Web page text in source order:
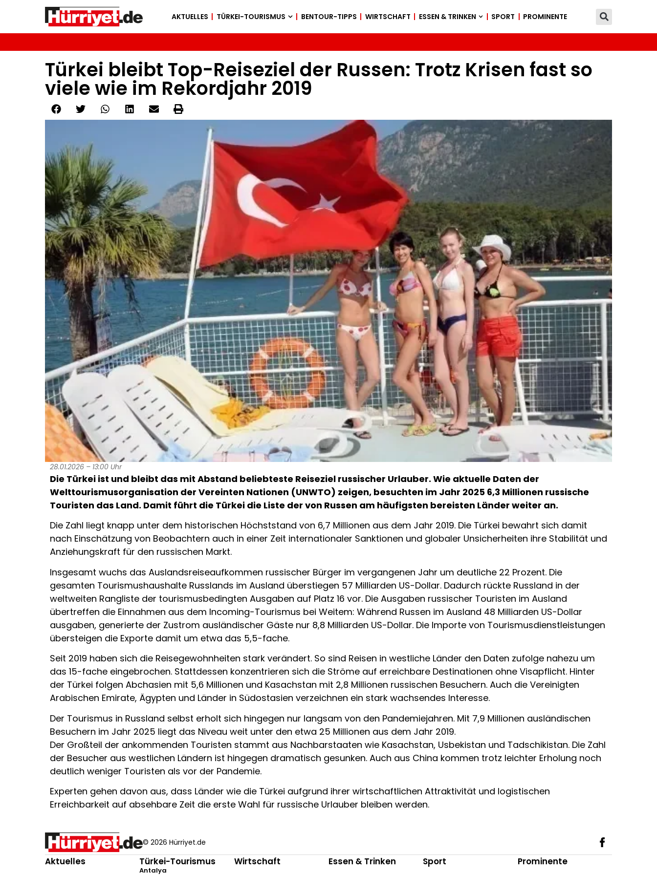
AKTUELLES TÜRKEI-TOURISMUS BENTOUR-TIPPS WIRTSCHAFT ESSEN & TRINKEN SPORT PROMINENTE
Türkei bleibt Top-Reiseziel der Russen: Trotz Krisen fast so
viele wie im Rekordjahr 2019
28.01.2026 – 13:00 Uhr
Die Türkei ist und bleibt das mit Abstand beliebteste Reiseziel russischer Urlauber. Wie aktuelle Daten der
Welttourismusorganisation der Vereinten Nationen (UNWTO) zeigen, besuchten im Jahr 2025 6,3 Millionen russische
Touristen das Land. Damit führt die Türkei die Liste der von Russen am häufigsten bereisten Länder weiter an.
Die Zahl liegt knapp unter dem historischen Höchststand von 6,7 Millionen aus dem Jahr 2019. Die Türkei bewahrt sich damit
nach Einschätzung von Beobachtern auch in einer Zeit internationaler Sanktionen und globaler Unsicherheiten ihre Stabilität und
Anziehungskraft für den russischen Markt.
Insgesamt wuchs das Auslandsreiseaufkommen russischer Bürger im vergangenen Jahr um deutliche 22 Prozent. Die
gesamten Tourismushaushalte Russlands im Ausland überstiegen 57 Milliarden US-Dollar. Dadurch rückte Russland in der
weltweiten Rangliste der tourismusbedingten Ausgaben auf Platz 16 vor. Die Ausgaben russischer Touristen im Ausland
übertreffen die Einnahmen aus dem Incoming-Tourismus bei Weitem: Während Russen im Ausland 48 Milliarden US-Dollar
ausgaben, generierte der Zustrom ausländischer Gäste nur 8,8 Milliarden US-Dollar. Die Importe von Tourismusdienstleistungen
übersteigen die Exporte damit um etwa das 5,5-fache.
Seit 2019 haben sich die Reisegewohnheiten stark verändert. So sind Reisen in westliche Länder den Daten zufolge nahezu um
das 15-fache eingebrochen. Stattdessen konzentrieren sich die Ströme auf erreichbare Destinationen ohne Visapflicht. Hinter
der Türkei folgen Abchasien mit 5,6 Millionen und Kasachstan mit 2,8 Millionen russischen Besuchern. Auch die Vereinigten
Arabischen Emirate, Ägypten und Länder in Südostasien verzeichnen ein stark wachsendes Interesse.
Der Tourismus in Russland selbst erholt sich hingegen nur langsam von den Pandemiejahren. Mit 7,9 Millionen ausländischen
Besuchern im Jahr 2025 liegt das Niveau weit unter den etwa 25 Millionen aus dem Jahr 2019.
Der Großteil der ankommenden Touristen stammt aus Nachbarstaaten wie Kasachstan, Usbekistan und Tadschikistan. Die Zahl
der Besucher aus westlichen Ländern ist hingegen dramatisch gesunken. Auch aus China kommen trotz leichter Erholung noch
deutlich weniger Touristen als vor der Pandemie.
Experten gehen davon aus, dass Länder wie die Türkei aufgrund ihrer wirtschaftlichen Attraktivität und logistischen
Erreichbarkeit auf absehbare Zeit die erste Wahl für russische Urlauber bleiben werden.
© 2026 Hürriyet.de
Aktuelles Türkei-Tourismus
Antalya
Wirtschaft Essen & Trinken Sport Prominente